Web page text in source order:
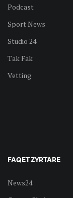
Podcast
Sport News
Studio 24
Tak Fak
Vetting
FAQET ZYRTARE
News24